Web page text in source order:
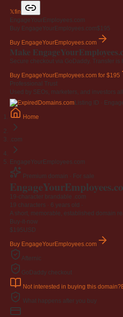
𝕏fin
EngageYourEmployees.com
Buy EngageYourEmployees.com$195
Buy EngageYourEmployees.com
Make
Secure checkout via GoDaddy. Transfer
Buy EngageYourEmployees.com for $195
Professional Trust
Used by SEOs, marketers, and investors
Listing ID ·
Home
.com
EngageYourEmployees.com
Premium domain · For sale
EngageYourEmployees
19-character brandable .com
19 characters · 6 years old
A short, memorable, established domain
Buy-it-now
$195USD
Buy EngageYourEmployees.com
Afternic
GoDaddy checkout
Not interested in buying this domain?
What happens after you buy